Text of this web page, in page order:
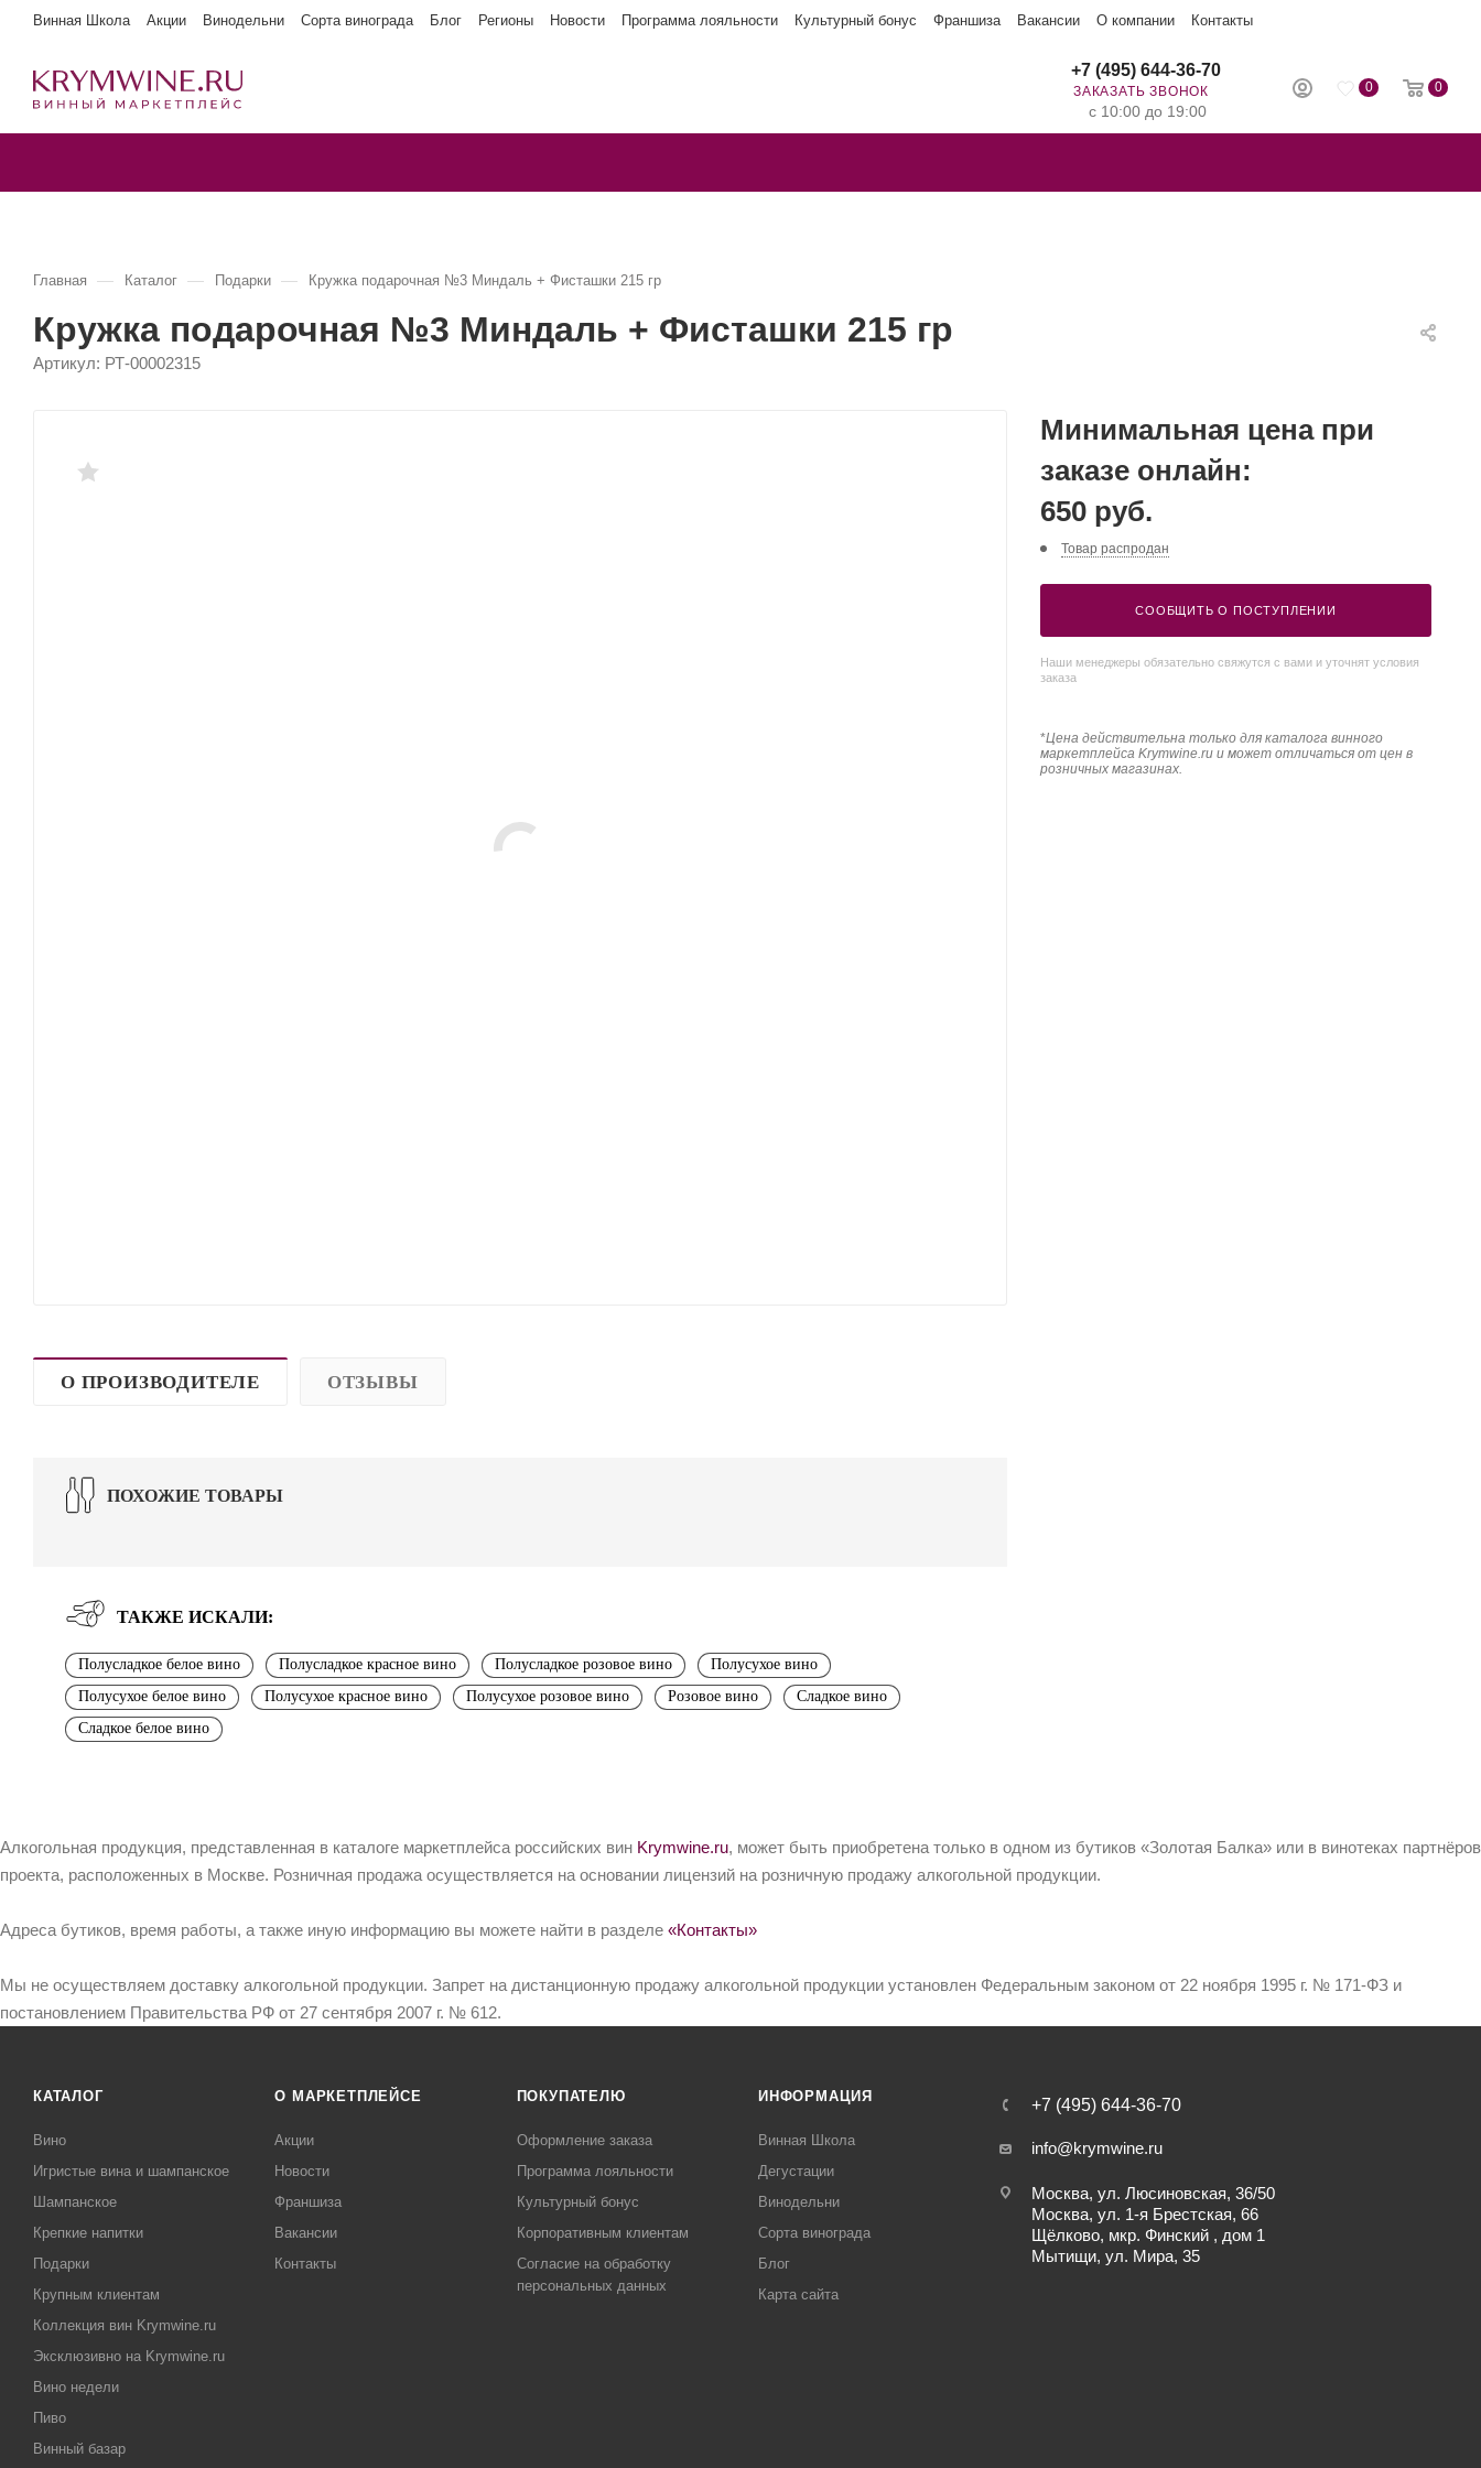
Винная Школа Акции Винодельни Сорта винограда Блог Регионы Новости Программа лояльности Культурный бонус Франшиза Вакансии О компании Контакты
0 0
+7 (495) 644-36-70
ЗАКАЗАТЬ ЗВОНОК
с 10:00 до 19:00
Главная — Каталог — Подарки — Кружка подарочная №3 Миндаль + Фисташки 215 гр
Кружка подарочная №3 Миндаль + Фисташки 215 гр
Артикул: РТ-00002315
О ПРОИЗВОДИТЕЛЕ ОТЗЫВЫ
ПОХОЖИЕ ТОВАРЫ
ТАКЖЕ ИСКАЛИ:
Полусладкое белое вино Полусладкое красное вино Полусладкое розовое вино
Полусухое вино
Полусухое белое вино
Полусухое красное вино Полусухое розовое вино Розовое вино
Сладкое вино
Сладкое белое вино
Минимальная цена при
заказе онлайн:
650 руб.
Товар распродан
СООБЩИТЬ О ПОСТУПЛЕНИИ
Наши менеджеры обязательно свяжутся с вами и уточнят условия
заказа
*Цена действительна только для каталога винного
маркетплейса Krymwine.ru и может отличаться от цен в
розничных магазинах.
Алкогольная продукция, представленная в каталоге маркетплейса российских вин Krymwine.ru, может быть приобретена только в одном из бутиков «Золотая Балка» или в винотеках партнёров
проекта, расположенных в Москве. Розничная продажа осуществляется на основании лицензий на розничную продажу алкогольной продукции.
Адреса бутиков, время работы, а также иную информацию вы можете найти в разделе «Контакты»
Мы не осуществляем доставку алкогольной продукции. Запрет на дистанционную продажу алкогольной продукции установлен Федеральным законом от 22 ноября 1995 г. № 171-ФЗ и
постановлением Правительства РФ от 27 сентября 2007 г. № 612.
КАТАЛОГ
Вино
Игристые вина и шампанское
Шампанское
Крепкие напитки
Подарки
Крупным клиентам
Коллекция вин Krymwine.ru
Эксклюзивно на Krymwine.ru
Вино недели
Пиво
Винный базар
О МАРКЕТПЛЕЙСЕ
Акции
Новости
Франшиза
Вакансии
Контакты
ПОКУПАТЕЛЮ
Оформление заказа
Программа лояльности
Культурный бонус
Корпоративным клиентам
Согласие на обработку
персональных данных
ИНФОРМАЦИЯ
Винная Школа
Дегустации
Винодельни
Сорта винограда
Блог
Карта сайта
+7 (495) 644-36-70
info@krymwine.ru
Москва, ул. Люсиновская, 36/50
Москва, ул. 1-я Брестская, 66
Щёлково, мкр. Финский , дом 1
Мытищи, ул. Мира, 35